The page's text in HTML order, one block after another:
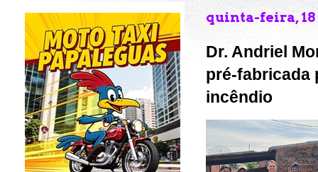
quinta-feira, 18
Dr. Andriel
pré-fabricada
incêndio